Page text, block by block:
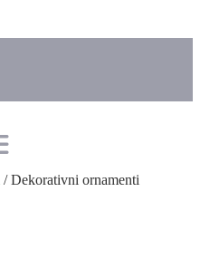
/ Dekorativni ornamenti